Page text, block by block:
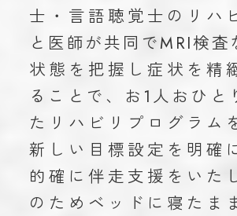
TEL023-616-
プライバシーポリシー
© 2023 miroku.
士・言語聴覚士のリハ
と医師が共同でMRI検査
状態を把握し症状を精
ることで、お1人おひと
たリハビリプログラム
新しい目標設定を明確
的確に伴走支援をいた
のためベッドに寝たま